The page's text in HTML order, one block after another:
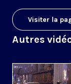
Visiter la
Autres